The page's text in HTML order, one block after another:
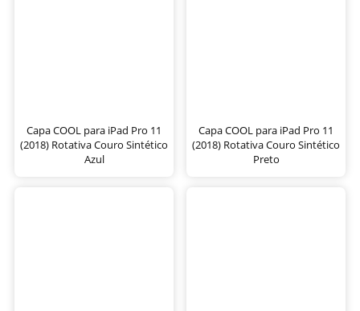
Capa COOL para iPad Pro 11
(2018) Rotativa Couro Sintético
Azul
Capa COOL para iPad Pro 11
(2018) Rotativa Couro Sintético
Preto